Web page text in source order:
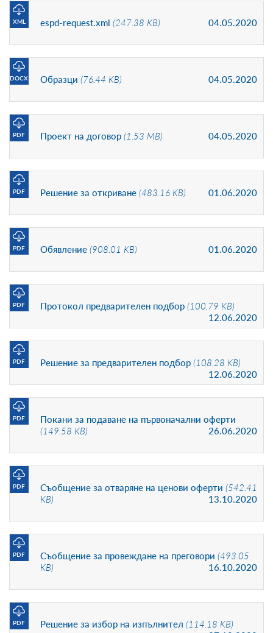
espd-request.xml (247.38 KB) 04.05.2020
XML
Образци (76.44 KB) 04.05.2020
DOCX
Проект на договор (1.53 MB) 04.05.2020
PDF
Решение за откриване (483.16 KB) 01.06.2020
PDF
Обявление (908.01 KB) 01.06.2020
PDF
Протокол предварителен подбор (100.79 KB)
12.06.2020
PDF
Решение за предварителен подбор (108.28 KB)
12.06.2020
PDF
Покани за подаване на първоначални оферти
(149.58 KB)
26.06.2020
PDF
Съобщение за отваряне на ценови оферти (542.41
KB)
13.10.2020
PDF
Съобщение за провеждане на преговори (493.05
KB)
16.10.2020
PDF
Решение за избор на изпълнител (114.18 KB)
PDF